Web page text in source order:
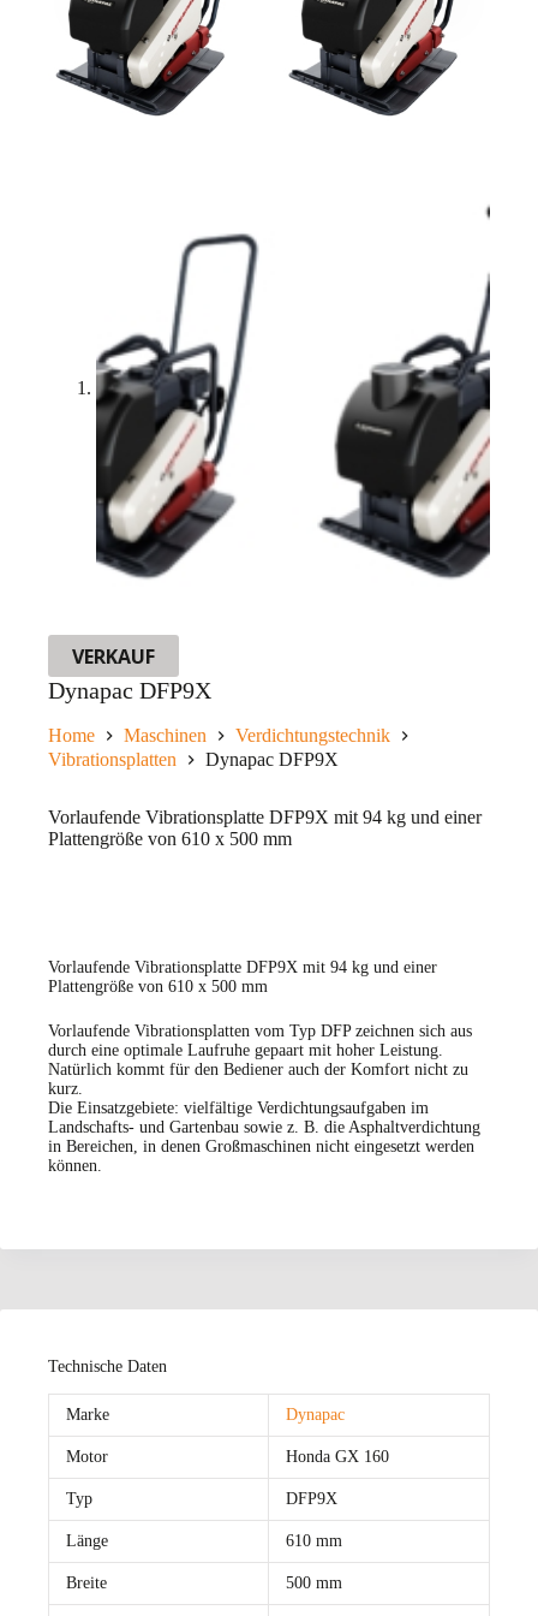
VERKAUF
Dynapac DFP9X
Home Maschinen
Verdichtungstechnik
Vibrationsplatten
Dynapac DFP9X
Vorlaufende Vibrationsplatte DFP9X mit 94 kg und einer
Plattengröße von 610 x 500 mm
Vorlaufende Vibrationsplatte DFP9X mit 94 kg und einer
Plattengröße von 610 x 500 mm
Vorlaufende Vibrationsplatten vom Typ DFP zeichnen sich aus
durch eine optimale Laufruhe gepaart mit hoher Leistung.
Natürlich kommt für den Bediener auch der Komfort nicht zu
kurz.
Die Einsatzgebiete: vielfältige Verdichtungsaufgaben im
Landschafts- und Gartenbau sowie z. B. die Asphaltverdichtung
in Bereichen, in denen Großmaschinen nicht eingesetzt werden
können.
Technische Daten
Marke Dynapac
Motor Honda GX 160
Typ DFP9X
Länge 610 mm
Breite 500 mm